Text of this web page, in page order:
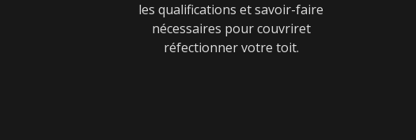
les qualifications et savoir-faire
nécessaires pour couvriret
réfectionner votre toit.